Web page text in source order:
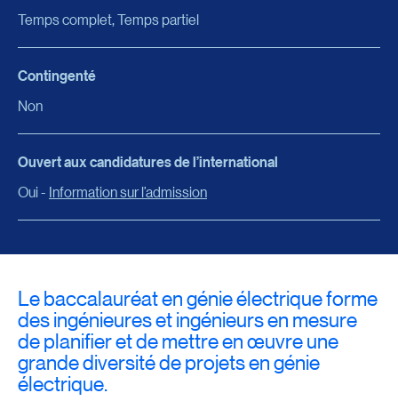
Temps complet, Temps partiel
Contingenté
Non
Ouvert aux candidatures de l’international
Oui - Information sur l’admission
Le baccalauréat en génie électrique forme
des ingénieures et ingénieurs en mesure
de planifier et de mettre en œuvre une
grande diversité de projets en génie
électrique.